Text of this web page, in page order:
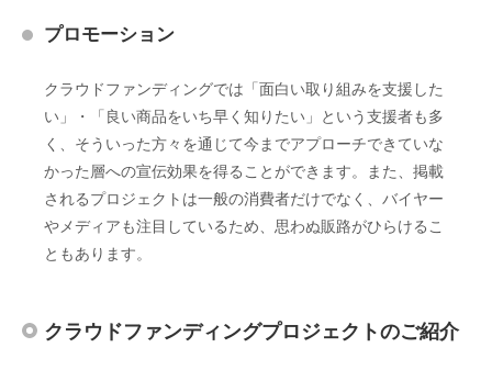
プロモーション
クラウドファンディングでは「面白い取り組みを支援した
い」・「良い商品をいち早く知りたい」という支援者も多
く、そういった方々を通じて今までアプローチできていな
かった層への宣伝効果を得ることができます。また、掲載
されるプロジェクトは一般の消費者だけでなく、バイヤー
やメディアも注目しているため、思わぬ販路がひらけるこ
ともあります。
クラウドファンディングプロジェクトのご紹介